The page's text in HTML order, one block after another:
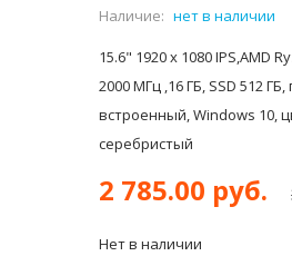
Наличие: нет в наличии
15.6" 1920 x 1080 IPS,AMD
2000 МГц ,16 ГБ, SSD 512
встроенный, Windows 10,
серебристый
2 785.00 руб.
Нет в наличии